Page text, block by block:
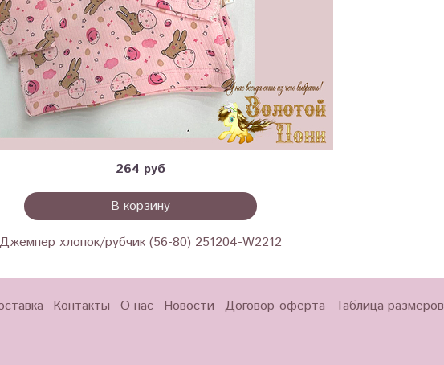
264 руб
В корзину
Джемпер хлопок/рубчик (56-80) 251204-W2212
Контакты О нас Новости Договор-оферта Таблица размеров